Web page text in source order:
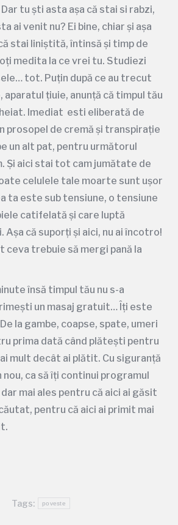
tu ști asta așa că stai si rabzi,
ai venit nu? Ei bine, chiar și așa
stai liniștită, întinsă și timp de
medita la ce vrei tu. Studiezi
tot. Puțin după ce au trecut
aparatul țiuie, anunță că timpul tău
Imediat esti eliberată de
prosopel de cremă și transpirație
un alt pat, pentru următorul
Și aici stai tot cam jumătate de
celulele tale moarte sunt ușor
ta este sub tensiune, o tensiune
catifelată și care luptă
că suporți și aici, nu ai încotro!
ceva trebuie să mergi pană la
însă timpul tău nu s-a
un masaj gratuit… Îți este
la gambe, coapse, spate, umeri
prima dată când plătești pentru
mult decât ai plătit. Cu siguranță
ca să îți continui programul
mai ales pentru că aici ai găsit
pentru că aici ai primit mai
Tags: poveste